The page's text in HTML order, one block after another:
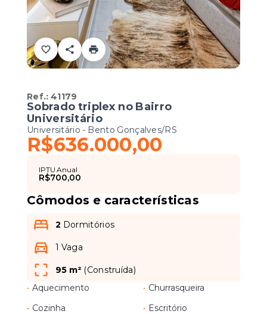
Ref.:41179
Sobrado triplex no Bairro
Universitário
Universitário - Bento Gonçalves/RS
R$636.000,00
IPTU Anual
R$700,00
Cômodos e características
2 Dormitórios
1 Vaga
95 m² (Construída)
• Aquecimento • Churrasqueira
• Cozinha • Escritório